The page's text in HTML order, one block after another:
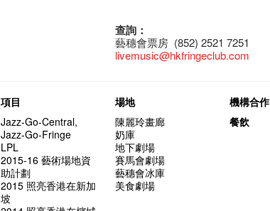
查詢：
藝穗會票房 (852) 2521 7251
livemusic@hkfringeclub.com
項目
Jazz-Go-Central,
Jazz-Go-Fringe
LPL
2015-16 藝術場地資
助計劃
2015 照亮香港在新加
坡
場地
陳麗玲畫廊
奶庫
地下劇場
賽馬會劇場
藝穗會冰庫
美食劇場
機構合作
餐飲